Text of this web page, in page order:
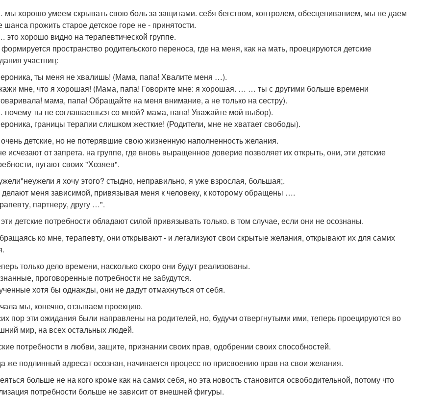
хорошо умеем скрывать свою боль за защитами. себя бегством, контролем, обесцениванием, мы не даем
шанса прожить старое детское горе не - принятости.
хорошо видно на терапевтической группе.
пространство родительского переноса, где на меня, как на мать, проецируются детские
участниц:
ты меня не хвалишь! (Мама, папа! Хвалите меня …).
мне, что я хорошая! (Мама, папа! Говорите мне: я хорошая. … … ты с другими больше времени
мама, папа! Обращайте на меня внимание, а не только на сестру).
ты не соглашаешься со мной? мама, папа! Уважайте мой выбор).
границы терапии слишком жесткие! (Родители, мне не хватает свободы).
детские, но не потерявшие свою жизненную наполненность желания.
исчезают от запрета. на группе, где вновь выращенное доверие позволяет их открыть, они, эти детские
пугают своих "Хозяев".
я хочу этого? стыдно, неправильно, я уже взрослая, большая;.
меня зависимой, привязывая меня к человеку, к которому обращены ….
партнеру, другу …".
детские потребности обладают силой привязывать только. в том случае, если они не осознаны.
ко мне, терапевту, они открывают - и легализуют свои скрытые желания, открывают их для самих
только дело времени, насколько скоро они будут реализованы.
проговоренные потребности не забудутся.
хотя бы однажды, они не дадут отмахнуться от себя.
мы, конечно, отзываем проекцию.
пор эти ожидания были направлены на родителей, но, будучи отвергнутыми ими, теперь проецируются во
мир, на всех остальных людей.
потребности в любви, защите, признании своих прав, одобрении своих способностей.
же подлинный адресат осознан, начинается процесс по присвоению прав на свои желания.
больше не на кого кроме как на самих себя, но эта новость становится освободительной, потому что
потребности больше не зависит от внешней фигуры.